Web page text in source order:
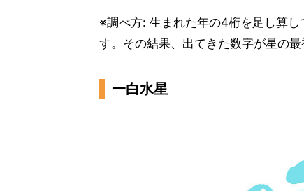
※調べ方: 生まれた年の4桁を足し算し
す。その結果、出てきた数字が星の最
一白水星